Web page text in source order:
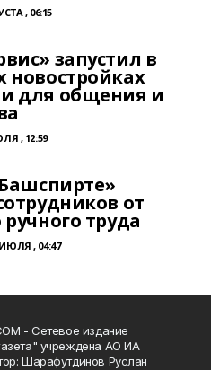
, 06:15
запустил в
новостройках
для общения и
, 12:59
от
труда
, 04:47
- Сетевое издание
учреждена АО ИА
Шарафутдинов Руслан